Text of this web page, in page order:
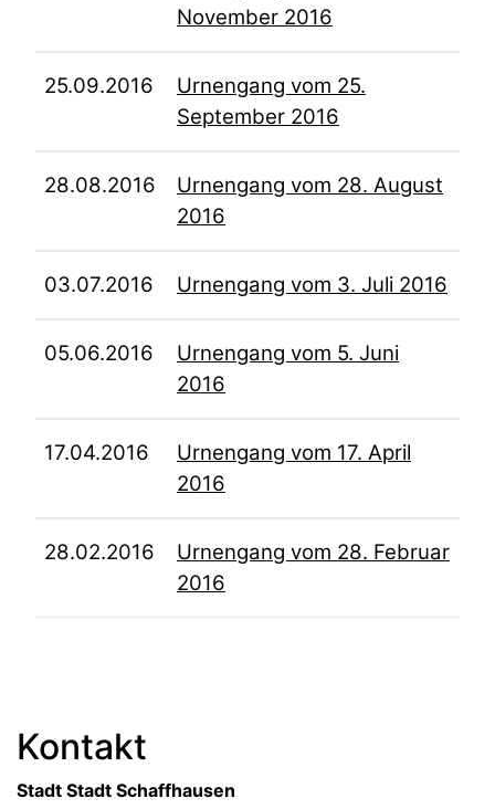
November 2016
25.09.2016
Urnengang vom 25.
September 2016
28.08.2016
Urnengang vom 28. August
2016
03.07.2016 Urnengang vom 3. Juli 2016
05.06.2016
Urnengang vom 5. Juni
2016
17.04.2016
Urnengang vom 17. April
2016
28.02.2016
Urnengang vom 28. Februar
2016
Fussbereich
Kontakt
Stadt Stadt Schaffhausen